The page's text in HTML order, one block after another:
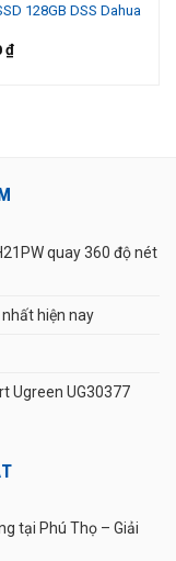
128GB DSS Dahua
₫
quay 360 độ nét
hiện nay
Ugreen UG30377
tại Phú Thọ – Giải